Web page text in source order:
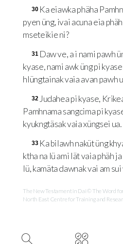
30 Ka eiawka phäha
pyen üng, ivai acuna eia
mseteikie ni?
31 Daw ve, a i nami pawh
kyase, nami awk üng pi
hlüngtainak vaia avan pawh
32 Judahea pi kyase,
Pamhnama sangcima pi
kyukngtäsak vaia xüngsei ua.
33 Ka bilawh naküt üng
ktha na lü ami lät vaia phäh
lü, kamäta dawnak vai am
The New Testament in Dai © The Word
North East Centre for Training and